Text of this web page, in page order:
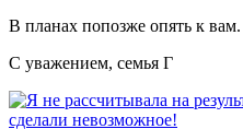
В планах попозже опять к вам.
С уважением, семья Г